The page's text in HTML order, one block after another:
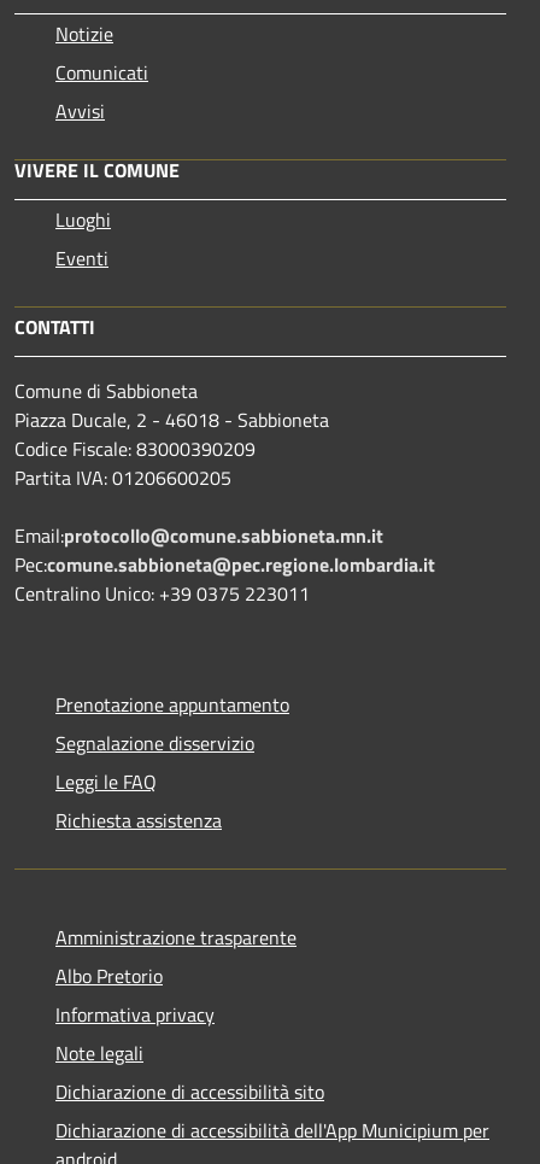
Notizie
Comunicati
Avvisi
VIVERE IL COMUNE
Luoghi
Eventi
CONTATTI
Comune di Sabbioneta
Piazza Ducale, 2 - 46018 - Sabbioneta
Codice Fiscale: 83000390209
Partita IVA: 01206600205
Email:protocollo@comune.sabbioneta.mn.it
Pec:comune.sabbioneta@pec.regione.lombardia.it
Centralino Unico: +39 0375 223011
Prenotazione appuntamento
Segnalazione disservizio
Leggi le FAQ
Richiesta assistenza
Amministrazione trasparente
Albo Pretorio
Informativa privacy
Note legali
Dichiarazione di accessibilità sito
Dichiarazione di accessibilità dell'App Municipium per